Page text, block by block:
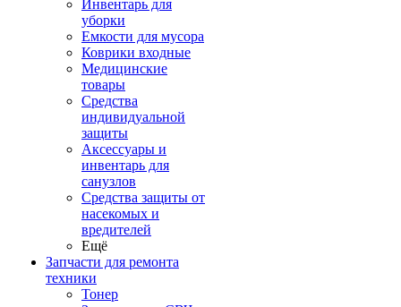
Инвентарь для
уборки
Емкости для мусора
Коврики входные
Медицинские
товары
Средства
индивидуальной
защиты
Аксессуары и
инвентарь для
санузлов
Средства защиты от
насекомых и
вредителей
Ещё
Запчасти для ремонта
техники
Тонер